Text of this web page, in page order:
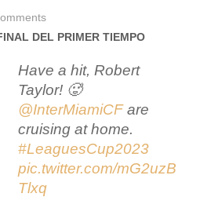
DEL PRIMER TIEMPO
Have a hit, Robert
Taylor! 🥵
@InterMiamiCFare
cruising at home.
#LeaguesCup2023
pic.twitter.com/mG2uzB
Tlxq